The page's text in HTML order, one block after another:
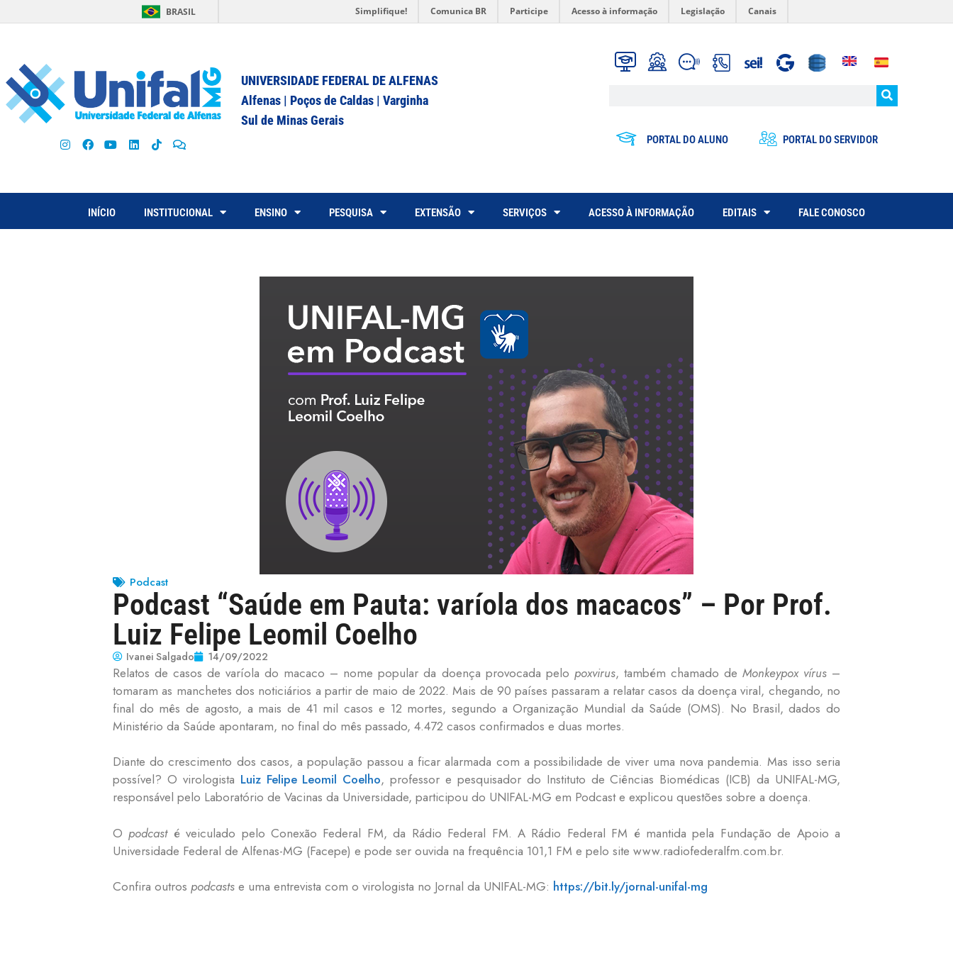
BRASIL Simplifique! Comunica BR Participe Acesso à informação Legislação Canais
UNIVERSIDADE FEDERAL DE ALFENAS
Alfenas | Poços de Caldas | Varginha
Sul de Minas Gerais
PORTAL DO ALUNO PORTAL DO SERVIDOR
INÍCIO INSTITUCIONAL ENSINO PESQUISA EXTENSÃO SERVIÇOS ACESSO À INFORMAÇÃO EDITAIS FALE CONOSCO
Podcast
Podcast “Saúde em Pauta: varíola dos macacos” – Por Prof.
Luiz Felipe Leomil Coelho
Ivanei Salgado 14/09/2022
Relatos de casos de varíola do macaco – nome popular da doença provocada pelo poxvirus, também chamado de Monkeypox vírus–
tomaram as manchetes dos noticiários a partir de maio de 2022. Mais de 90 países passaram a relatar casos da doença viral, chegando, no
final do mês de agosto, a mais de 41 mil casos e 12 mortes, segundo a Organização Mundial da Saúde (OMS). No Brasil, dados do
Ministério da Saúde apontaram, no final do mês passado, 4.472 casos confirmados e duas mortes.
Diante do crescimento dos casos, a população passou a ficar alarmada com a possibilidade de viver uma nova pandemia. Mas isso seria
possível? O virologista Luiz Felipe Leomil Coelho, professor e pesquisador do Instituto de Ciências Biomédicas (ICB) da UNIFAL-MG,
responsável pelo Laboratório de Vacinas da Universidade, participou do UNIFAL-MG em Podcast e explicou questões sobre a doença.
Opodcasté veiculado pelo Conexão Federal FM, da Rádio Federal FM. A Rádio Federal FM é mantida pela Fundação de Apoio a
Universidade Federal de Alfenas-MG (Facepe) e pode ser ouvida na frequência 101,1 FM e pelo site www.radiofederalfm.com.br.
Confira outros podcasts e uma entrevista com o virologista no Jornal da UNIFAL-MG: https://bit.ly/jornal-unifal-mg